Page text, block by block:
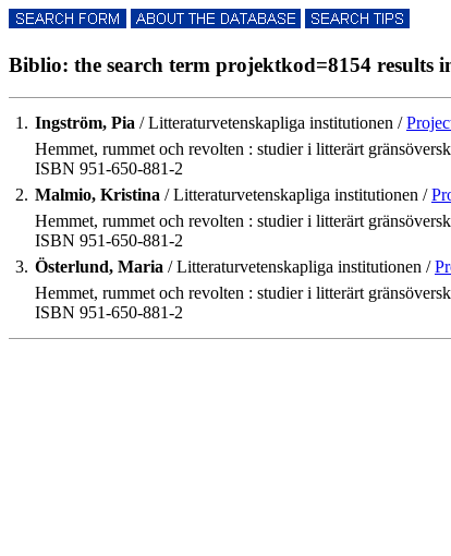
Biblio: the search term projektkod=8154 results
1. Ingström, Pia / Litteraturvetenskapliga institutionen /
Hemmet, rummet och revolten : studier i litterärt
ISBN 951-650-881-2
2. Malmio, Kristina / Litteraturvetenskapliga institutionen /
Hemmet, rummet och revolten : studier i litterärt
ISBN 951-650-881-2
3. Österlund, Maria / Litteraturvetenskapliga institutionen /
Hemmet, rummet och revolten : studier i litterärt
ISBN 951-650-881-2